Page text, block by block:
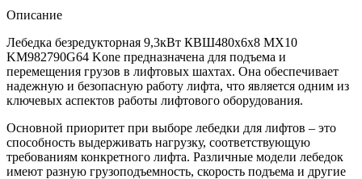
Описание
Лебедка безредукторная 9,3кВт КВШ480х6х8 MX10
KM982790G64 Kone предназначена для подъема и
перемещения грузов в лифтовых шахтах. Она обеспечивает
надежную и безопасную работу лифта, что является одним из
ключевых аспектов работы лифтового оборудования.
Основной приоритет при выборе лебедки для лифтов – это
способность выдерживать нагрузку, соответствующую
требованиям конкретного лифта. Различные модели лебедок
имеют разную грузоподъемность, скорость подъема и другие